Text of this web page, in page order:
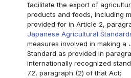
facilitate the export of
products and foods, including
provided for in Article 2,
Japanese Agricultural
measures involved in making a
Standard as provided in
internationally recognized
72, paragraph (2) of that Act;